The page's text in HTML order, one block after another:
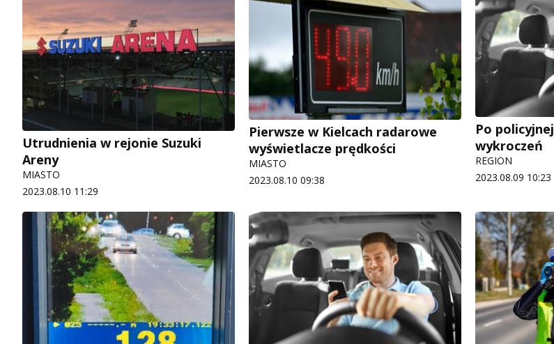
Utrudnienia w rejonie Suzuki
Areny
MIASTO
2023.08.10 11:29
Pierwsze w Kielcach radarowe
wyświetlacze prędkości
MIASTO
2023.08.10 09:38
Po
wykroczeń
REGION
2023.08.09 10:23